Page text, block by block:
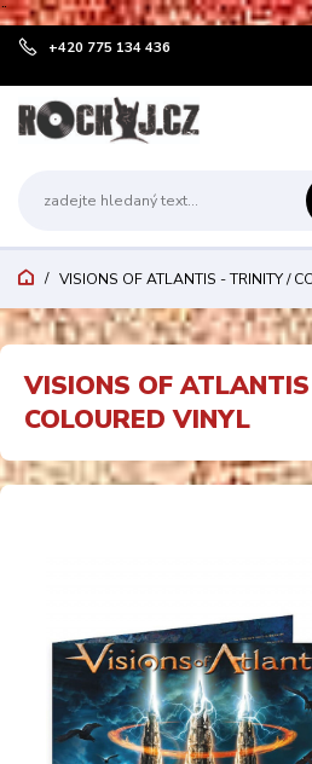
¨
+420 775 134 436
VISIONS OF ATLANTIS - TRINITY /
VISIONS OF
COLOURED VINYL